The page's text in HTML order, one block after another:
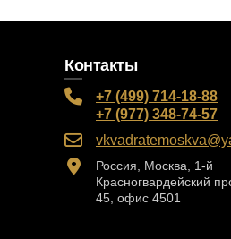
Контакты
+7 (499) 714-18-88
+7 (977) 348-74-57
Россия, Москва, 1-й
Красногвардейский
45, офис 4501